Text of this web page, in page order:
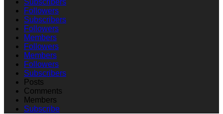
Subscribers
Followers
Subscribers
Followers
Members
Followers
Members
Followers
Subscribers
Posts
Comments
Members
Subscribe